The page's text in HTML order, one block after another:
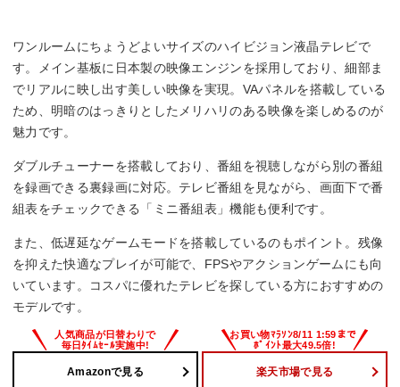
732x481x180 mm
ワンルームにちょうどよいサイズのハイビジョン液晶テレビで
す。メイン基板に日本製の映像エンジンを採用しており、細部ま
でリアルに映し出す美しい映像を実現。VAパネルを搭載している
ため、明暗のはっきりとしたメリハリのある映像を楽しめるのが
魅力です。
ダブルチューナーを搭載しており、番組を視聴しながら別の番組
を録画できる裏録画に対応。テレビ番組を見ながら、画面下で番
組表をチェックできる「ミニ番組表」機能も便利です。
また、低遅延なゲームモードを搭載しているのもポイント。残像
を抑えた快適なプレイが可能で、FPSやアクションゲームにも向
いています。コスパに優れたテレビを探している方におすすめの
モデルです。
Amazonで見る 楽天市場で見る